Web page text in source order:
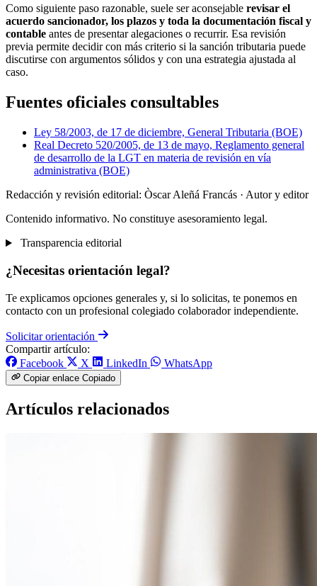
Como siguiente paso razonable, suele ser aconsejable revisar el
acuerdo sancionador, los plazos y toda la documentación fiscal y
contable antes de presentar alegaciones o recurrir. Esa revisión
previa permite decidir con más criterio si la sanción tributaria puede
discutirse con argumentos sólidos y con una estrategia ajustada al
caso.
Fuentes oficiales consultables
Ley 58/2003, de 17 de diciembre, General Tributaria (BOE)
Real Decreto 520/2005, de 13 de mayo, Reglamento general
de desarrollo de la LGT en materia de revisión en vía
administrativa (BOE)
Redacción y revisión editorial: Òscar Aleñá Francás · Autor y editor
Contenido informativo. No constituye asesoramiento legal.
Transparencia editorial
¿Necesitas orientación legal?
Te explicamos opciones generales y, si lo solicitas, te ponemos en
contacto con un profesional colegiado colaborador independiente.
Solicitar orientación
Compartir artículo:
Facebook
X LinkedIn WhatsApp
Copiar enlace Copiado
Artículos relacionados